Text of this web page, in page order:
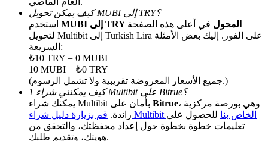
الإحالة
قم بدعوة صديق لتحصل على مكافآت نقدية
Deposit CASHCAT & Win
كيف يمكن تحويل MUBI إلى TRY؟
MUBI إلى TRY المحول في أعلى هذه الصفحة
لتحويل Multibit إلى Turkish Lira على الفور. إليك بعض الأمثلة
السريعة:
₺10 TRY = 0 MUBI
10 MUBI = ₺0 TRY
(جميع الأسعار المعروضة تقريبية ولا تشمل الرسوم.)
كيف يمكنني شراء 1 Multibit على Bitrue؟
Bitrue، وهي بورصة مركزية
رائدة.
قم بزيارة دليل شراء Multibit الخاص بنا للحصول على
تعليمات خطوة بخطوة حول إعداد محفظتك، والتحقق من
هويتك، وتقديم طلبك.